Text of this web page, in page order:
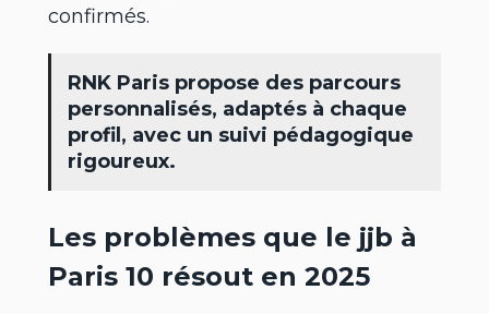
confirmés.
RNK Paris propose des parcours
personnalisés, adaptés à chaque
profil, avec un suivi pédagogique
rigoureux.
Les problèmes que le jjb à
Paris 10 résout en 2025